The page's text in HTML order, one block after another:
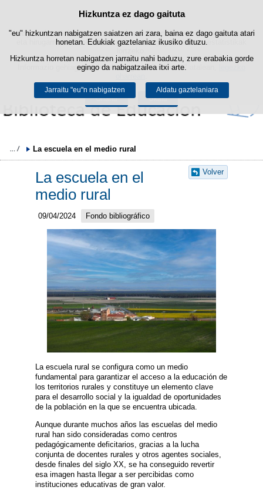
Cookie politika
Webgune honek berezko cookie-ak erabiltzen ditu nabigazioa errazteko
eta hirugarrenen cookie-ak erabilera- eta gogobetetasun-estatistikak
Informazio gehiago lor dezakezu gure "Cookie-ak" atalean,
Onartu Ukatu
Hizkuntza ez dago gaituta
"eu" hizkuntzan nabigatzen saiatzen ari zara, baina ez dago gaituta atari
honetan. Edukiak gaztelaniaz ikusiko dituzu.
Hizkuntza horretan nabigatzen jarraitu nahi baduzu, zure erabakia gorde
egingo da nabigatzailea itxi arte.
Jarraitu "eu"n nabigatzen Aldatu gaztelaniara
Edukira salto egin
La escuela en el medio rural
Volver
La escuela en el
medio rural
09/04/2024 Fondo bibliográfico
La escuela rural se configura como un medio
fundamental para garantizar el acceso a la educación de
los territorios rurales y constituye un elemento clave
para el desarrollo social y la igualdad de oportunidades
de la población en la que se encuentra ubicada.
Aunque durante muchos años las escuelas del medio
rural han sido consideradas como centros
pedagógicamente deficitarios, gracias a la lucha
conjunta de docentes rurales y otros agentes sociales,
desde finales del siglo XX, se ha conseguido revertir
esa imagen hasta llegar a ser percibidas como
instituciones educativas de gran valor.